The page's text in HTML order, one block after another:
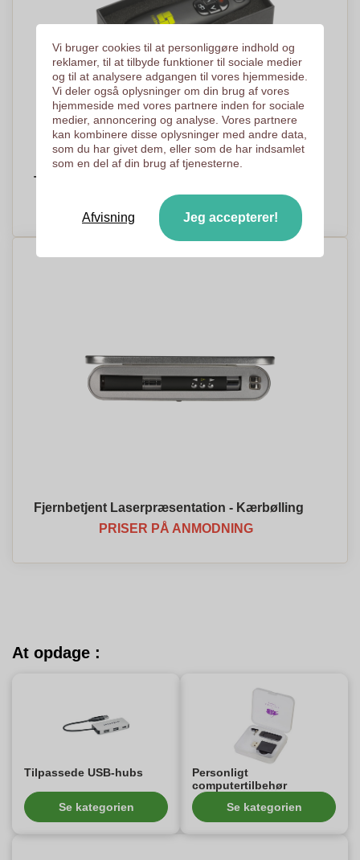
Trådløs Præsentator - Blokhus
PRISER PÅ ANMODNING
Fjernbetjent Laserpræsentation - Kærbølling
PRISER PÅ ANMODNING
At opdage :
Tilpassede USB-hubs
Se kategorien
Personligt
computertilbehør
Se kategorien
Vi bruger cookies til at personliggøre indhold og
reklamer, til at tilbyde funktioner til sociale medier
og til at analysere adgangen til vores hjemmeside.
Vi deler også oplysninger om din brug af vores
hjemmeside med vores partnere inden for sociale
medier, annoncering og analyse. Vores partnere
kan kombinere disse oplysninger med andre data,
som du har givet dem, eller som de har indsamlet
som en del af din brug af tjenesterne.
Afvisning Jeg accepterer!